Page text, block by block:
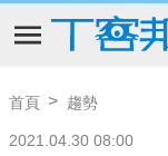
首頁 趨勢
2021.04.30 08:00